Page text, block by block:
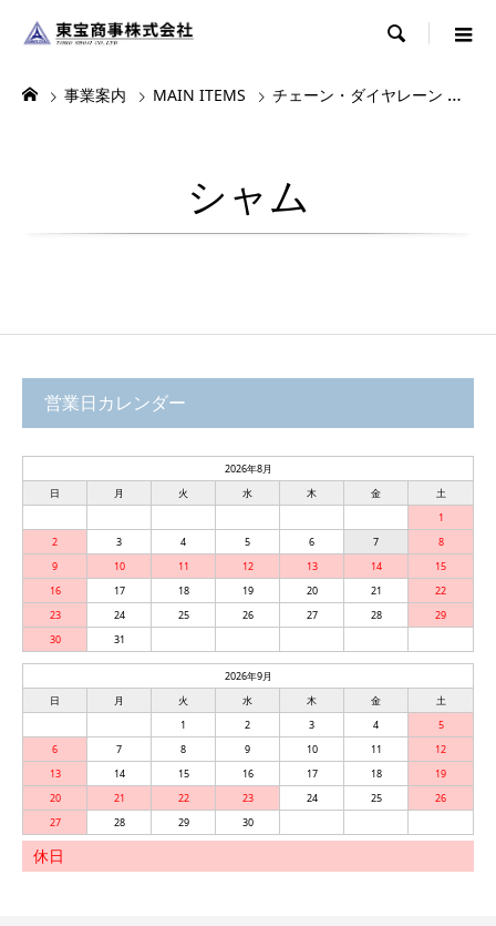

事業案内 MAIN ITEMS チェーン・ダイヤレーン
シャム
営業日カレンダー
2026年8月
日
月 火 水 木 金
土
1
2
3 4 5 6 7
8
9
10 11 12 13 14
15
16
17 18 19 20 21
22
23
24 25 26 27 28
29
30
31
2026年9月
日
月 火 水 木 金
土
1
2 3 4
5
6
7 8 9 10 11
12
13
14 15 16 17 18
19
20
21 22 23 24 25
26
27
28 29 30
休日